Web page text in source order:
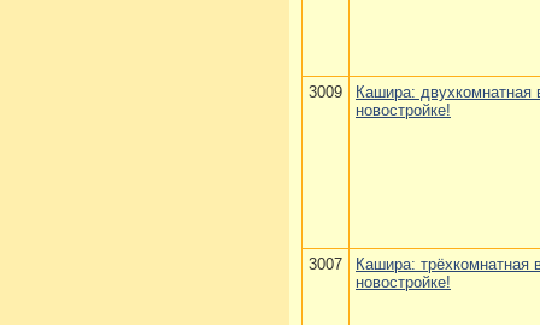
3009
Кашира: двухкомнатная
новостройке!
3007
Кашира: трёхкомнатная
новостройке!